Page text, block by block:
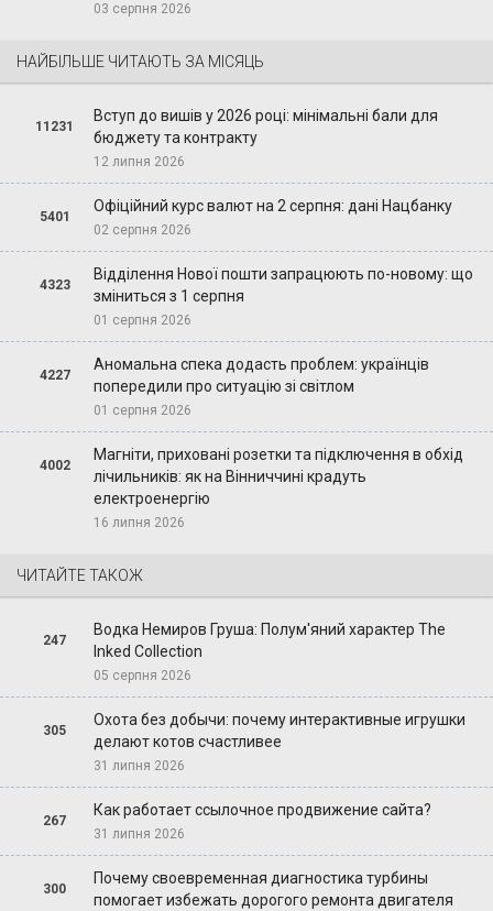
03 серпня 2026
НАЙБІЛЬШЕ ЧИТАЮТЬ ЗА МІСЯЦЬ
11231
Вступ до вишів у 2026 році: мінімальні бали для
бюджету та контракту
12 липня 2026
5401
Офіційний курс валют на 2 серпня: дані Нацбанку
02 серпня 2026
4323
Відділення Нової пошти запрацюють по-новому: що
зміниться з 1 серпня
01 серпня 2026
4227
Аномальна спека додасть проблем: українців
попередили про ситуацію зі світлом
01 серпня 2026
4002
Магніти, приховані розетки та підключення в обхід
лічильників: як на Вінниччині крадуть
електроенергію
16 липня 2026
ЧИТАЙТЕ ТАКОЖ
247
Водка Немиров Груша: Полум'яний характер The
Inked Collection
05 серпня 2026
305
Охота без добычи: почему интерактивные игрушки
делают котов счастливее
31 липня 2026
267
Как работает ссылочное продвижение сайта?
31 липня 2026
300
Почему своевременная диагностика турбины
помогает избежать дорогого ремонта двигателя